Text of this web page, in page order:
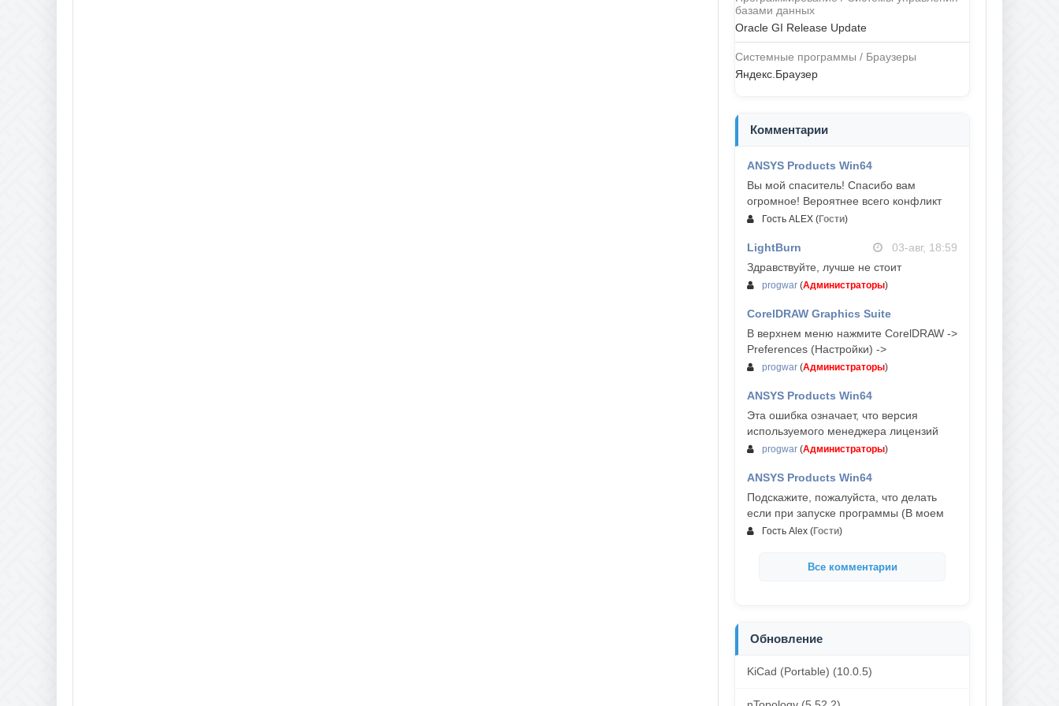
базами данных
Oracle GI Release Update
Системные программы / Браузеры
Яндекс.Браузер
Комментарии
ANSYS Products Win64
Вы мой спаситель! Спасибо вам
огромное! Вероятнее всего конфликт
Гость ALEX (Гости)
LightBurn
03-авг, 18:59
Здравствуйте, лучше не стоит
progwar (Администраторы)
CorelDRAW Graphics Suite
03-авг, 18:58
В верхнем меню нажмите CorelDRAW ->
Preferences (Настройки) ->
progwar (Администраторы)
ANSYS Products Win64
Эта ошибка означает, что версия
используемого менеджера лицензий
progwar (Администраторы)
ANSYS Products Win64
Подскажите, пожалуйста, что делать
если при запуске программы (В моем
Гость Alex (Гости)
Все комментарии
Обновление
KiCad (Portable) (10.0.5)